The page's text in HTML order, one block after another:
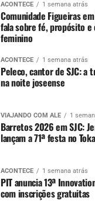
ACONTECE 1 semana atrás
Comunidade Figueiras
fala sobre fé, propósito
feminino
ACONTECE 1 semana atrás
Peleco, cantor de SJC: a
na noite joseense
VIAJANDO COM ALÊ 1
Barretos 2026 em SJC:
lançam a 71ª festa no Toka
ACONTECE 1 semana atrás
PIT anuncia 13ª
com inscrições gratuitas